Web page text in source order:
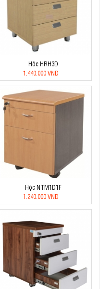
Hộc HRH3D
1.440.000 VNĐ
Hộc NTM1D1F
1.240.000 VNĐ